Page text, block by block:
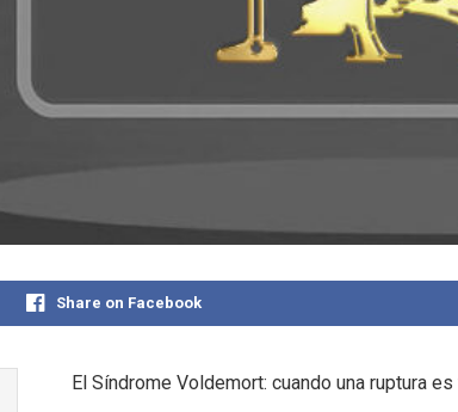
Share on Facebook
El Síndrome Voldemort: cuando una ruptura